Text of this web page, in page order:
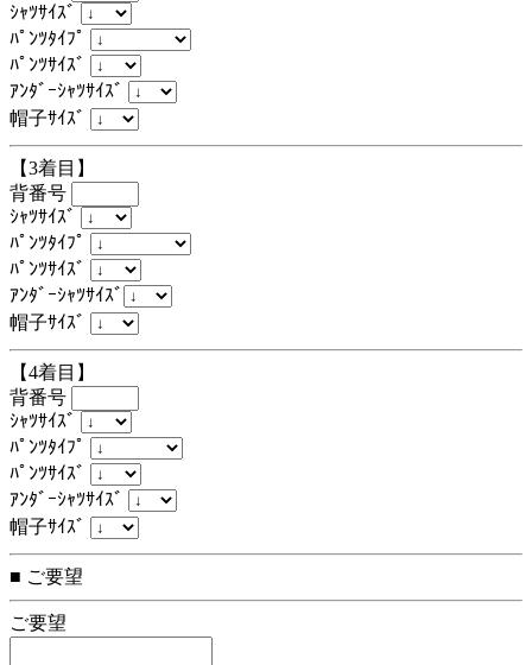
ｼｬﾂｻｲｽﾞ
ﾊﾟﾝﾂﾀｲﾌﾟ
ﾊﾟﾝﾂｻｲｽﾞ
ｱﾝﾀﾞｰｼｬﾂｻｲｽﾞ
帽子ｻｲｽﾞ
【3着目】
背番号
ｼｬﾂｻｲｽﾞ
ﾊﾟﾝﾂﾀｲﾌﾟ
ﾊﾟﾝﾂｻｲｽﾞ
ｱﾝﾀﾞｰｼｬﾂｻｲｽﾞ
帽子ｻｲｽﾞ
【4着目】
背番号
ｼｬﾂｻｲｽﾞ
ﾊﾟﾝﾂﾀｲﾌﾟ
ﾊﾟﾝﾂｻｲｽﾞ
ｱﾝﾀﾞｰｼｬﾂｻｲｽﾞ
帽子ｻｲｽﾞ
■ ご要望
ご要望